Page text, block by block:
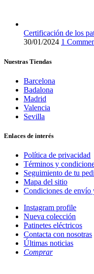
Certificación de los
30/01/2024 1
Nuestras Tiendas
Barcelona
Badalona
Madrid
Valencia
Sevilla
Enlaces de interés
Política de privacidad
Términos y
Seguimiento de tu
Mapa del sitio
Condiciones de envío
Instagram profile
Nueva colección
Patinetes eléctricos
Contacta con nosotras
Últimas noticias
Comprar